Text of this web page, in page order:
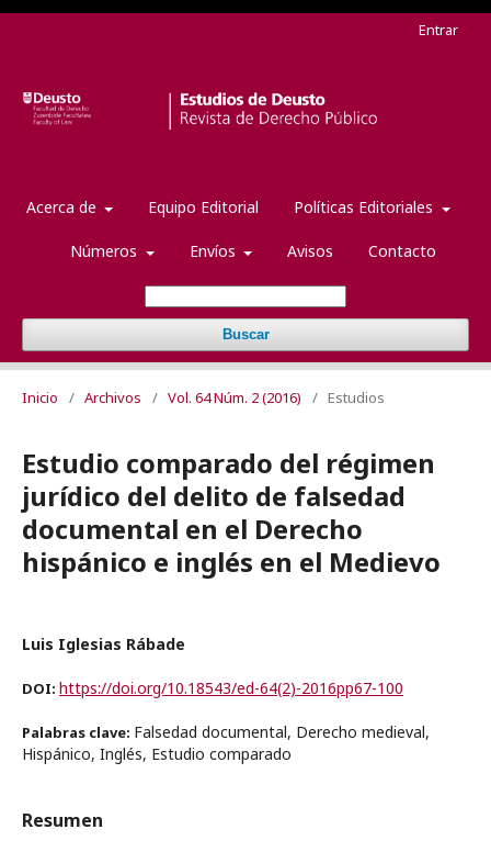
Acerca de Equipo Editorial Políticas Editoriales
Números Envíos Avisos Contacto
Buscar
Entrar
Inicio / Archivos / Vol. 64 Núm. 2 (2016) / Estudios
Estudio comparado del régimen
jurídico del delito de falsedad
documental en el Derecho
hispánico e inglés en el Medievo
Luis Iglesias Rábade
DOI: https://doi.org/10.18543/ed-64(2)-2016pp67-100
Palabras clave: Falsedad documental, Derecho medieval,
Hispánico, Inglés, Estudio comparado
Resumen